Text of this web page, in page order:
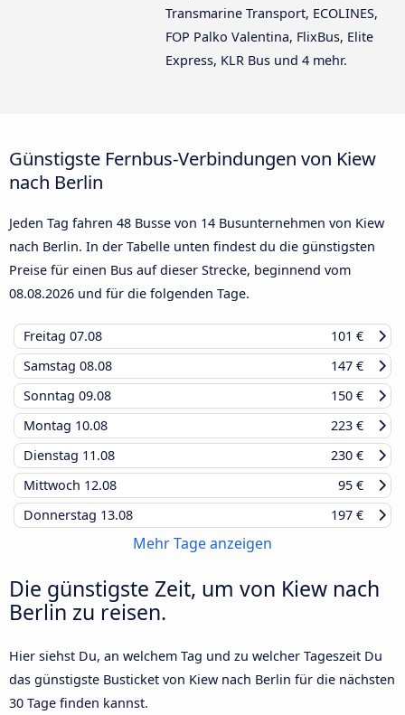
Transmarine Transport, ECOLINES,
FOP Palko Valentina, FlixBus, Elite
Express, KLR Bus und 4 mehr.
Günstigste Fernbus-Verbindungen von Kiew
nach Berlin
Jeden Tag fahren 48 Busse von 14 Busunternehmen von Kiew
nach Berlin. In der Tabelle unten findest du die günstigsten
Preise für einen Bus auf dieser Strecke, beginnend vom
08.08.2026 und für die folgenden Tage.
Freitag 07.08
101 €
Samstag 08.08
147 €
Sonntag 09.08
150 €
Montag 10.08
223 €
Dienstag 11.08
230 €
Mittwoch 12.08
95 €
Donnerstag 13.08 197 €
Mehr Tage anzeigen
Die günstigste Zeit, um von Kiew nach
Berlin zu reisen.
Hier siehst Du, an welchem Tag und zu welcher Tageszeit Du
das günstigste Busticket von Kiew nach Berlin für die nächsten
30 Tage finden kannst.